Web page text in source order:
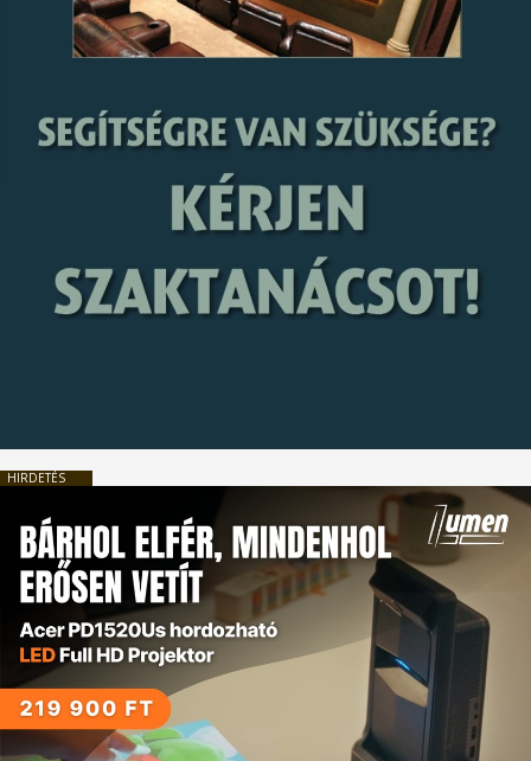
HIRDETÉS